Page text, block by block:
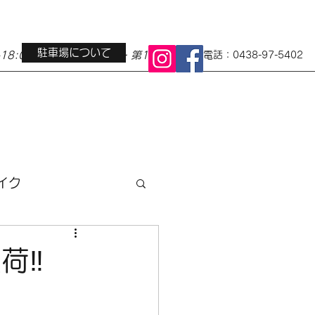
定休日 水曜日・第1第3火曜日 電話：0438-97-5402
駐車場について
ク
地域イベント
‼